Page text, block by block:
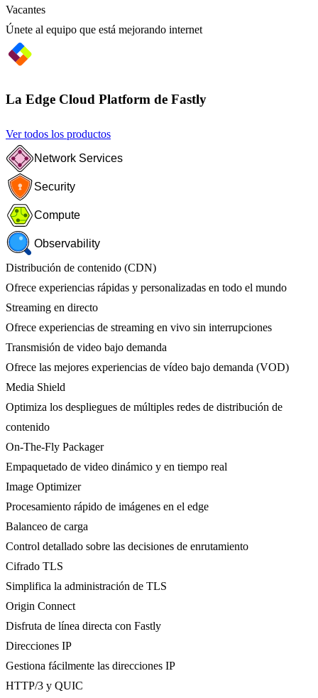
Vacantes
Únete al equipo que está mejorando internet
La Edge Cloud Platform de Fastly
Ver todos los productos
Network Services
Security
Compute
Observability
Distribución de contenido (CDN)
Ofrece experiencias rápidas y personalizadas en todo el mundo
Streaming en directo
Ofrece experiencias de streaming en vivo sin interrupciones
Transmisión de video bajo demanda
Ofrece las mejores experiencias de vídeo bajo demanda (VOD)
Media Shield
Optimiza los despliegues de múltiples redes de distribución de
contenido
On-The-Fly Packager
Empaquetado de video dinámico y en tiempo real
Image Optimizer
Procesamiento rápido de imágenes en el edge
Balanceo de carga
Control detallado sobre las decisiones de enrutamiento
Cifrado TLS
Simplifica la administración de TLS
Origin Connect
Disfruta de línea directa con Fastly
Direcciones IP
Gestiona fácilmente las direcciones IP
HTTP/3 y QUIC